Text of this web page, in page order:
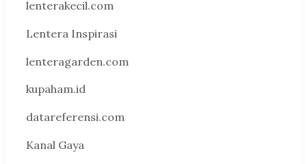
lenterakecil.com
Lentera Inspirasi
lenteragarden.com
kupaham.id
datareferensi.com
Kanal Gaya